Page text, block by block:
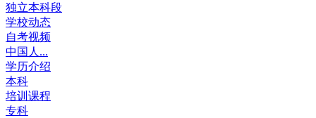
独立本科段
学校动态
自考视频
中国人...
学历介绍
本科
培训课程
专科